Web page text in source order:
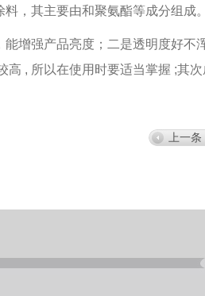
，其主要由和聚氨酯等成分组
增强产品亮度；二是透明度好
高 , 所以在使用时要适当掌握 ;其
上一条